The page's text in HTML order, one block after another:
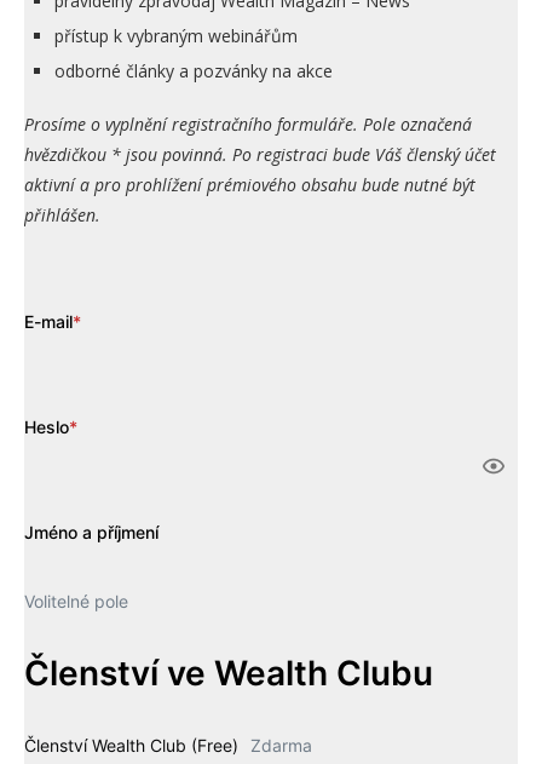
přístup k vybraným webinářům
odborné články a pozvánky na akce
Prosíme o vyplnění registračního formuláře. Pole označená
hvězdičkou * jsou povinná. Po registraci bude Váš členský účet
aktivní a pro prohlížení prémiového obsahu bude nutné být
přihlášen.
E-mail*
Heslo*
Jméno a příjmení
Volitelné pole
Členství ve Wealth Clubu
Členství Wealth Club (Free) Zdarma